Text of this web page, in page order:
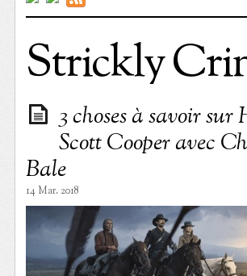
Strickly
3 choses à savoir sur
Scott Cooper avec
Bale
14 Mar. 2018